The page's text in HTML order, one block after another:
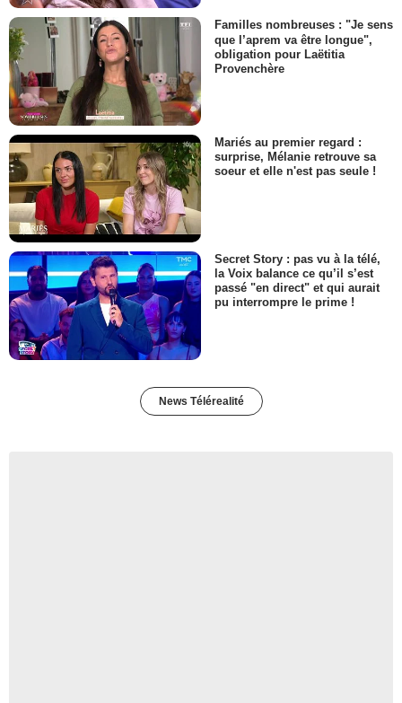
Familles nombreuses : "Je sens
que l’aprem va être longue",
obligation pour Laëtitia
Provenchère
Mariés au premier regard :
surprise, Mélanie retrouve sa
soeur et elle n'est pas seule !
Secret Story : pas vu à la télé,
la Voix balance ce qu’il s’est
passé "en direct" et qui aurait
pu interrompre le prime !
News Télérealité